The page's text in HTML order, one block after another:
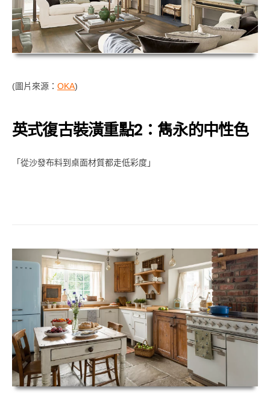
(圖片來源： OKA)
英式復古裝潢重點2：雋永的中性色
「從沙發布料到桌面材質都走低彩度」